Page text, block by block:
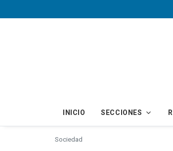
INICIO SECCIONES
Sociedad